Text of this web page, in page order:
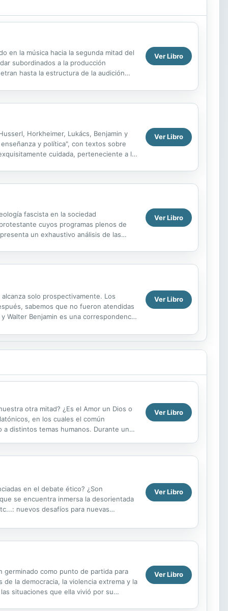
en la música hacia la segunda mitad del
subordinados a la producción
hasta la estructura de la audición
Ver Libro
Horkheimer, Lukács, Benjamin y
y política", con textos sobre
cuidada, perteneciente a la
Ver Libro
fascista en la sociedad
cuyos programas plenos de
un exhaustivo análisis de las
Ver Libro
solo prospectivamente. Los
sabemos que no fueron atendidas
Walter Benjamin es una correspondencia
Ver Libro
otra mitad? ¿Es el Amor un Dios o
en los cuales el común
distintos temas humanos. Durante una
Ver Libro
en el debate ético? ¿Son
se encuentra inmersa la desorientada
nuevos desafíos para nuevas
Ver Libro
germinado como punto de partida para
la democracia, la violencia extrema y la
situaciones que ella vivió por su
Ver Libro